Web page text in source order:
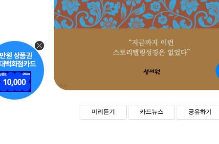
미리듣기 카드뉴스 공유하기